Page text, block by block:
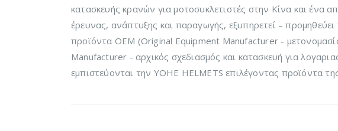
κατασκευής κρανών για μοτοσυκλετιστές στην Κίνα και ένα
έρευνας, ανάπτυξης και παραγωγής, εξυπηρετεί –
προϊόντα OEM (Original Equipment Manufacturer -
Manufacturer - αρχικός σχεδιασμός και κατασκευή για
εμπιστεύονται την YOHE HELMETS επιλέγοντας προϊόντα